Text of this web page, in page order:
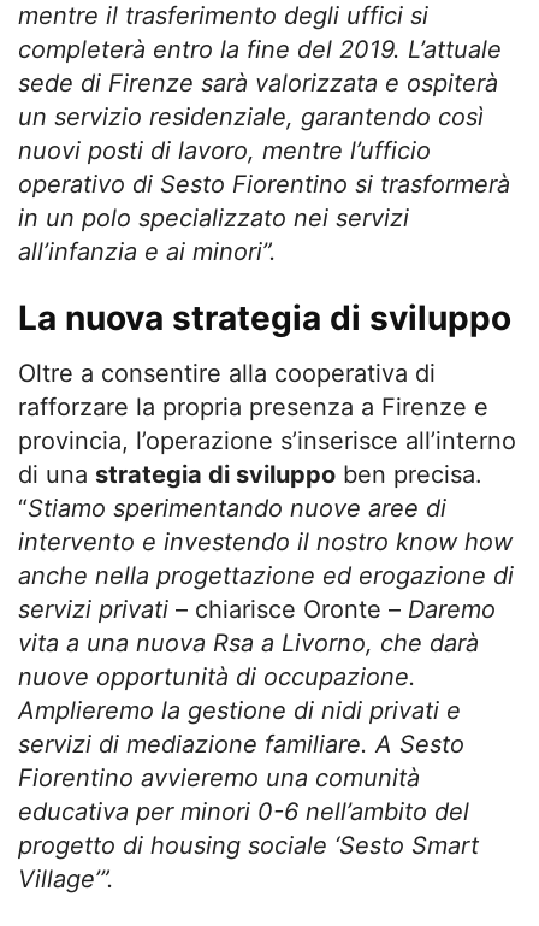
mentre il trasferimento degli uffici si
completerà entro la fine del 2019. L’attuale
sede di Firenze sarà valorizzata e ospiterà
un servizio residenziale, garantendo così
nuovi posti di lavoro, mentre l’ufficio
operativo di Sesto Fiorentino si trasformerà
in un polo specializzato nei servizi
all’infanzia e ai minori”.
La nuova strategia di sviluppo
Oltre a consentire alla cooperativa di
rafforzare la propria presenza a Firenze e
provincia, l’operazione s’inserisce all’interno
di una strategia di sviluppo ben precisa.
“Stiamo sperimentando nuove aree di
intervento e investendo il nostro know how
anche nella progettazione ed erogazione di
servizi privati – chiarisce Oronte – Daremo
vita a una nuova Rsa a Livorno, che darà
nuove opportunità di occupazione.
Amplieremo la gestione di nidi privati e
servizi di mediazione familiare. A Sesto
Fiorentino avvieremo una comunità
educativa per minori 0-6 nell’ambito del
progetto di housing sociale ‘Sesto Smart
Village’”.